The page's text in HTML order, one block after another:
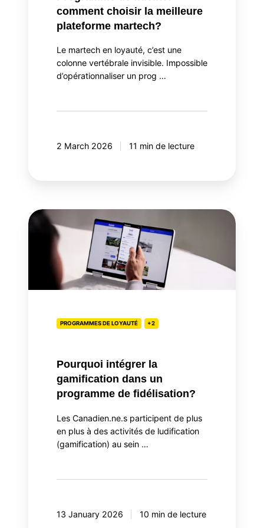
comment choisir la meilleure
plateforme martech?
Le martech en loyauté, c’est une
colonne vertébrale invisible. Impossible
d’opérationnaliser un prog …
2 March 2026 11 min de lecture
Pourquoi
intégrer
gamification
un
PROGRAMMES DE LOYAUTÉ +2
Pourquoi intégrer la
gamification dans un
programme de fidélisation?
Les Canadien.ne.s participent de plus
en plus à des activités de ludification
(gamification) au sein …
13 January 2026 10 min de lecture